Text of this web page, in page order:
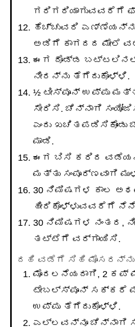
ಗರಿಗರಿಯಾಗುವವರೆಗೆ
ಹೆಚ್ಚುವರಿ ಎಣ್ಣೆಯನ್ನು
ಅಡಿಗೆ ಕಾಗದದ ಮೇಲೆ
ಈಗ ದೊಡ್ಡ
ನೀರನ್ನು ತೆಗೆದುಕೊಳ್ಳಿ.
½ ಟೀಸ್ಪೂನ್ ಉಪ್ಪು
ಸೇರಿಸಿ. ಚೆನ್ನಾಗಿ
ಎಂದು
ಮಾಡಿ.
ಈಗ ಬಿಸಿ ಕರಿದ
ಮತ್ತು ಸಂಪೂರ್ಣವಾಗಿ
30 ನಿಮಿಷಗಳ ಕಾಲ
ಹೀರಿಕೊಳ್ಳುವವರೆಗೆ
30 ನಿಮಿಷಗಳ ನಂತರ,
ತಟ್ಟೆಗೆ ವರ್ಗಾಯಿಸಿ.
ದಹಿ ವಡೆಗೆ ಸಿಹಿ ಮೊಸರನ್ನು
ಮೊದಲನೆಯದಾಗಿ, 2 ಕಪ್
ಟೇಬಲ್ಸ್ಪೂನ್ ಸಕ್ಕರೆ
ಉಪ್ಪು ತೆಗೆದುಕೊಳ್ಳಿ.
ಎಲ್ಲವನ್ನೂ ಚೆನ್ನಾಗಿ